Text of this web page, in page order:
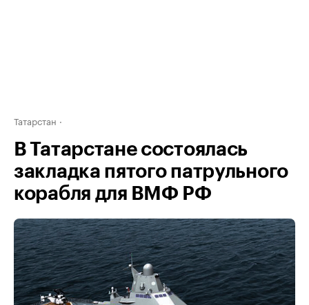
Татарстан
В Татарстане состоялась
закладка пятого патрульного
корабля для ВМФ РФ